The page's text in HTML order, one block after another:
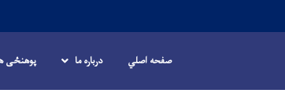
صفحه اصلي درباره ما پوهنځی